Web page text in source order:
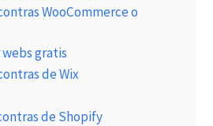
WooCommerce o
webs gratis
de Wix
de Shopify